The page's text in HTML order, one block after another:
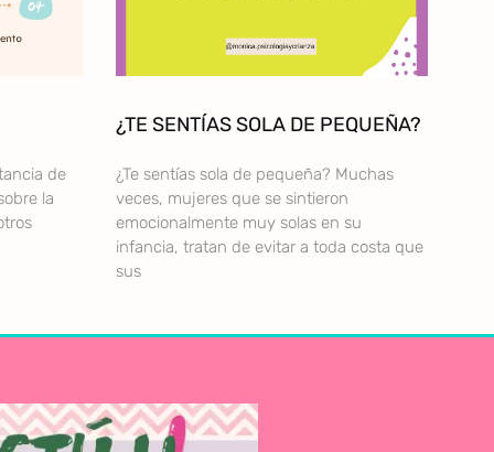
de
la
¿TE SENTÍAS SOLA DE PEQUEÑA?
¿Te sentías sola de pequeña? Muchas
veces, mujeres que se sintieron
emocionalmente muy solas en su
infancia, tratan de evitar a toda costa que
sus